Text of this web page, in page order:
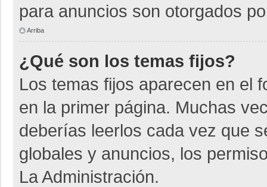
para anuncios son otorgados
Arriba
¿Qué son los temas fijos?
Los temas fijos aparecen en el
en la primer página. Muchas
deberías leerlos cada vez que
globales y anuncios, los
La Administración.